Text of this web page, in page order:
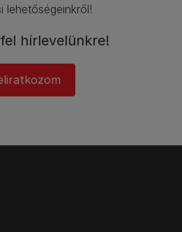
lehetőségeinkről!​
hírlevelünkre!​